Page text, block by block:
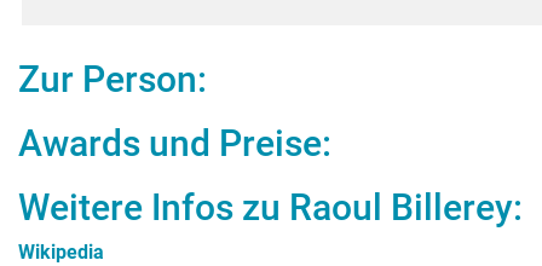
Zur Person:
Awards und Preise:
Weitere Infos zu Raoul Billerey:
Wikipedia